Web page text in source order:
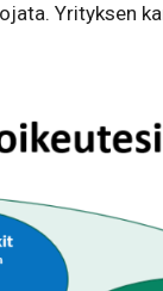
Yrityksen